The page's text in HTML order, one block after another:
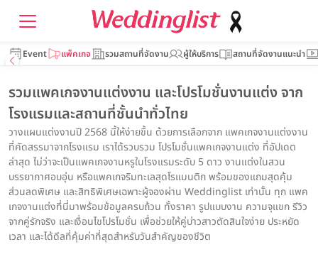
Event แพ็คเกจ รวมสถานที่จัดงาน ผู้ให้บริการ สถานที่จัดงานแนะนำ
รวมแพคเกจงานแต่งงาน และโปรโมชั่นงานแต่ง จาก
โรงแรมและสถานที่ชั้นนำทั่วไทย
วางแผนแต่งงานปี 2568 นี้ให้ง่ายขึ้น ด้วยการเลือกจาก แพคเกจงานแต่งงาน
ที่คัดสรรมาจากโรงแรม เราได้รวบรวม โปรโมชั่นแพคเกจงานแต่ง ที่อัปเดต
ล่าสุด ไม่ว่าจะเป็นแพคเกจงานหรูในโรงแรมระดับ 5 ดาว งานแต่งในสวน
บรรยากาศอบอุ่น หรือแพคเกจริมทะเลสุดโรแมนติก พร้อมของแถมสุดคุ้ม
ส่วนลดพิเศษ และสิทธิพิเศษเฉพาะผู้จองผ่าน Weddinglist เท่านั้น ทุก แพค
เกจงานแต่งที่นี่มาพร้อมข้อมูลครบถ้วน ทั้งราคา รูปแบบงาน ความจุแขก รีวิว
จากคู่รักจริง และเงื่อนไขโปรโมชั่น เพื่อช่วยให้คู่บ่าวสาวตัดสินใจง่าย ประหยัด
เวลา และได้ดีลที่คุ้มค่าที่สุดสำหรับวันสำคัญของชีวิต